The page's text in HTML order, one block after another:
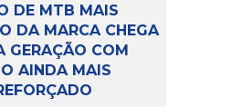
DE MTB MAIS
DA MARCA CHEGA
GERAÇÃO COM
AINDA MAIS